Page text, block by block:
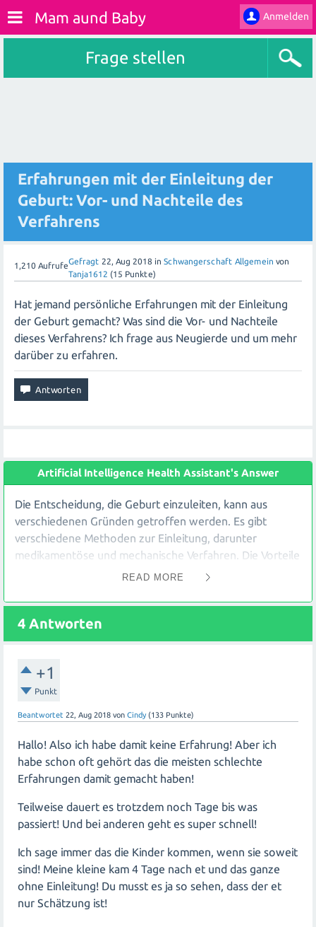
Anmelden
Mam aund Baby
Frage stellen
Erfahrungen mit der Einleitung der
Geburt: Vor- und Nachteile des
Verfahrens
1,210 AufrufeGefragt 22, Aug 2018 in Schwangerschaft Allgemein von
Tanja1612 (15 Punkte)
Hat jemand persönliche Erfahrungen mit der Einleitung
der Geburt gemacht? Was sind die Vor- und Nachteile
dieses Verfahrens? Ich frage aus Neugierde und um mehr
darüber zu erfahren.
Artificial Intelligence Health Assistant's Answer
Die Entscheidung, die Geburt einzuleiten, kann aus
verschiedenen Gründen getroffen werden. Es gibt
verschiedene Methoden zur Einleitung, darunter
medikamentöse und mechanische Verfahren. Die Vorteile
einer Einleitung können sein, dass sie den
vorbeugt. Sie kann auch in bestimmten medizinischen
Situationen notwendig sein.
eine erhöhte Wahrscheinlichkeit von
Wehenverstärkungen, die zu stärkeren Schmerzen
Infektionen oder andere Komplikationen. Darüber hinaus
kann eine Einleitung manchmal länger dauern als
erwartet, was zu Frustration oder Erschöpfung führen
kann.
Es ist wichtig zu beachten, dass jede Schwangerschaft
individuell ist und dass die Entscheidung zur Einleitung
Gesundheitszustands der Mutter und des Babys
getroffen werden sollte. Es ist ratsam, sich mit dem
behandelnden Arzt über mögliche Risiken und Vorteile
auszutauschen.
READ MORE
4 Antworten
+1
Punkt
Beantwortet 22, Aug 2018 von Cindy (133 Punkte)
Hallo! Also ich habe damit keine Erfahrung! Aber ich
habe schon oft gehört das die meisten schlechte
Erfahrungen damit gemacht haben!
Teilweise dauert es trotzdem noch Tage bis was
passiert! Und bei anderen geht es super schnell!
Ich sage immer das die Kinder kommen, wenn sie soweit
sind! Meine kleine kam 4 Tage nach et und das ganze
ohne Einleitung! Du musst es ja so sehen, dass der et
nur Schätzung ist!